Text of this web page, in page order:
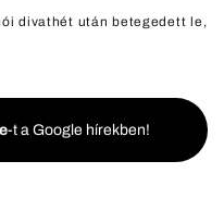
divathét után betegedett le,
-t a Google hírekben!